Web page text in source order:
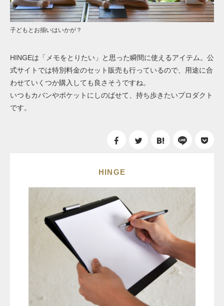
子どもとお揃いはいかが？
HINGEは「メモをとりたい」と思った瞬間に使えるアイテム。公
式サイトでは特別料金のセット販売も行っているので、用途に合
わせていくつか購入しても良さそうですね。
いつもカバンやポケットにしのばせて、持ち歩きたいプロダクト
です。
HINGE